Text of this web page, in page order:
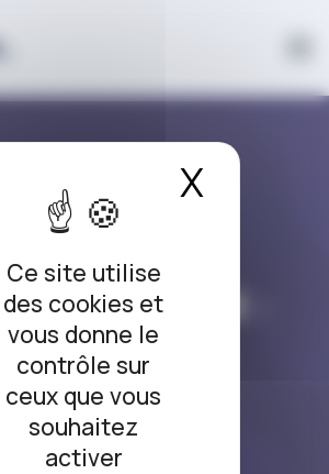
des cookies
Ce site utilise
des cookies et
vous donne le
contrôle sur
ceux que vous
souhaitez
activer
X
L’ARRÊT DU JOUR
du jour #398 :
bancaire
17/01/2025